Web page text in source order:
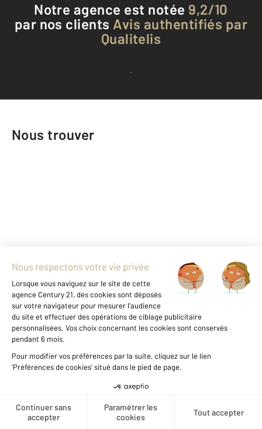
Créer une alerte
Notre agence est notée 9,2/10
par nos clients Avis authentifiés par
Qualitelis
Voir tous les avis clients
Nous trouver
+